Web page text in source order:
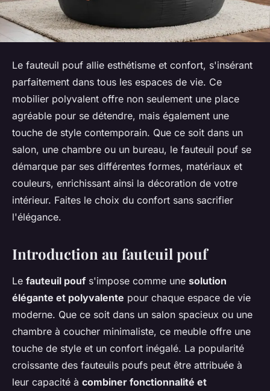
Le fauteuil pouf allie esthétisme et confort, s'insérant
parfaitement dans tous les espaces de vie. Ce
mobilier polyvalent offre non seulement une place
agréable pour se détendre, mais également une
touche de style contemporain. Que ce soit dans un
salon, une chambre ou un bureau, le fauteuil pouf se
démarque par ses différentes formes, matériaux et
couleurs, enrichissant ainsi la décoration de votre
intérieur. Faites le choix du confort sans sacrifier
l'élégance.
Introduction au fauteuil pouf
Le fauteuil pouf s'impose comme une solution
élégante et polyvalente pour chaque espace de vie
moderne. Que ce soit dans un salon spacieux ou une
chambre à coucher minimaliste, ce meuble offre une
touche de style et un confort inégalé. La popularité
croissante des fauteuils poufs peut être attribuée à
leur capacité à combiner fonctionnalité et